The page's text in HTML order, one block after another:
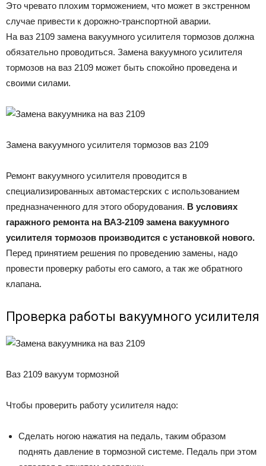
Это чревато плохим торможением, что может в экстренном
случае привести к дорожно-транспортной аварии.
На ваз 2109 замена вакуумного усилителя тормозов должна
обязательно проводиться. Замена вакуумного усилителя
тормозов на ваз 2109 может быть спокойно проведена и
своими силами.
Замена вакуумного усилителя тормозов ваз 2109
Ремонт вакуумного усилителя проводится в
специализированных автомастерских с использованием
предназначенного для этого оборудования. В условиях
гаражного ремонта на ВАЗ-2109 замена вакуумного
усилителя тормозов производится с установкой нового.
Перед принятием решения по проведению замены, надо
провести проверку работы его самого, а так же обратного
клапана.
Проверка работы вакуумного усилителя
Ваз 2109 вакуум тормозной
Чтобы проверить работу усилителя надо:
Сделать ногою нажатия на педаль, таким образом
поднять давление в тормозной системе. Педаль при этом